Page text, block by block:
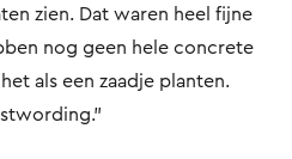
zien. Dat waren heel fijne
nog geen hele concrete
als een zaadje planten.